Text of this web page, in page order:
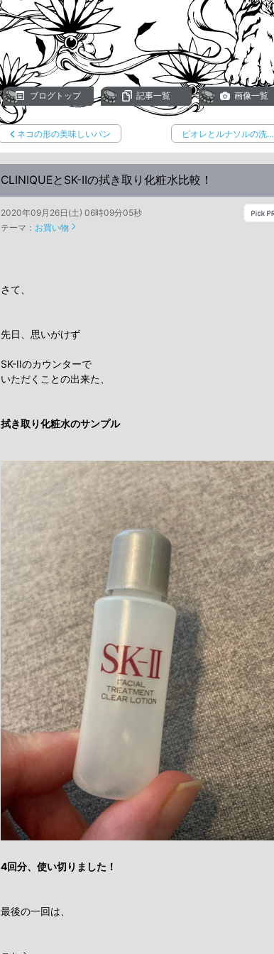
ブログトップ 記事一覧 画像一覧
ネコの形の美味しいパン ビオレとルナソルの洗…
CLINIQUEとSK-IIの拭き取り化粧水比較！
2020年09月26日(土) 06時09分05秒
テーマ： お買い物
さて、
先日、思いがけず
SK-IIのカウンターで
いただくことの出来た、
拭き取り化粧水のサンプル
4回分、使い切りました！
最後の一回は、